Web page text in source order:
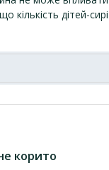
дітей-
корито